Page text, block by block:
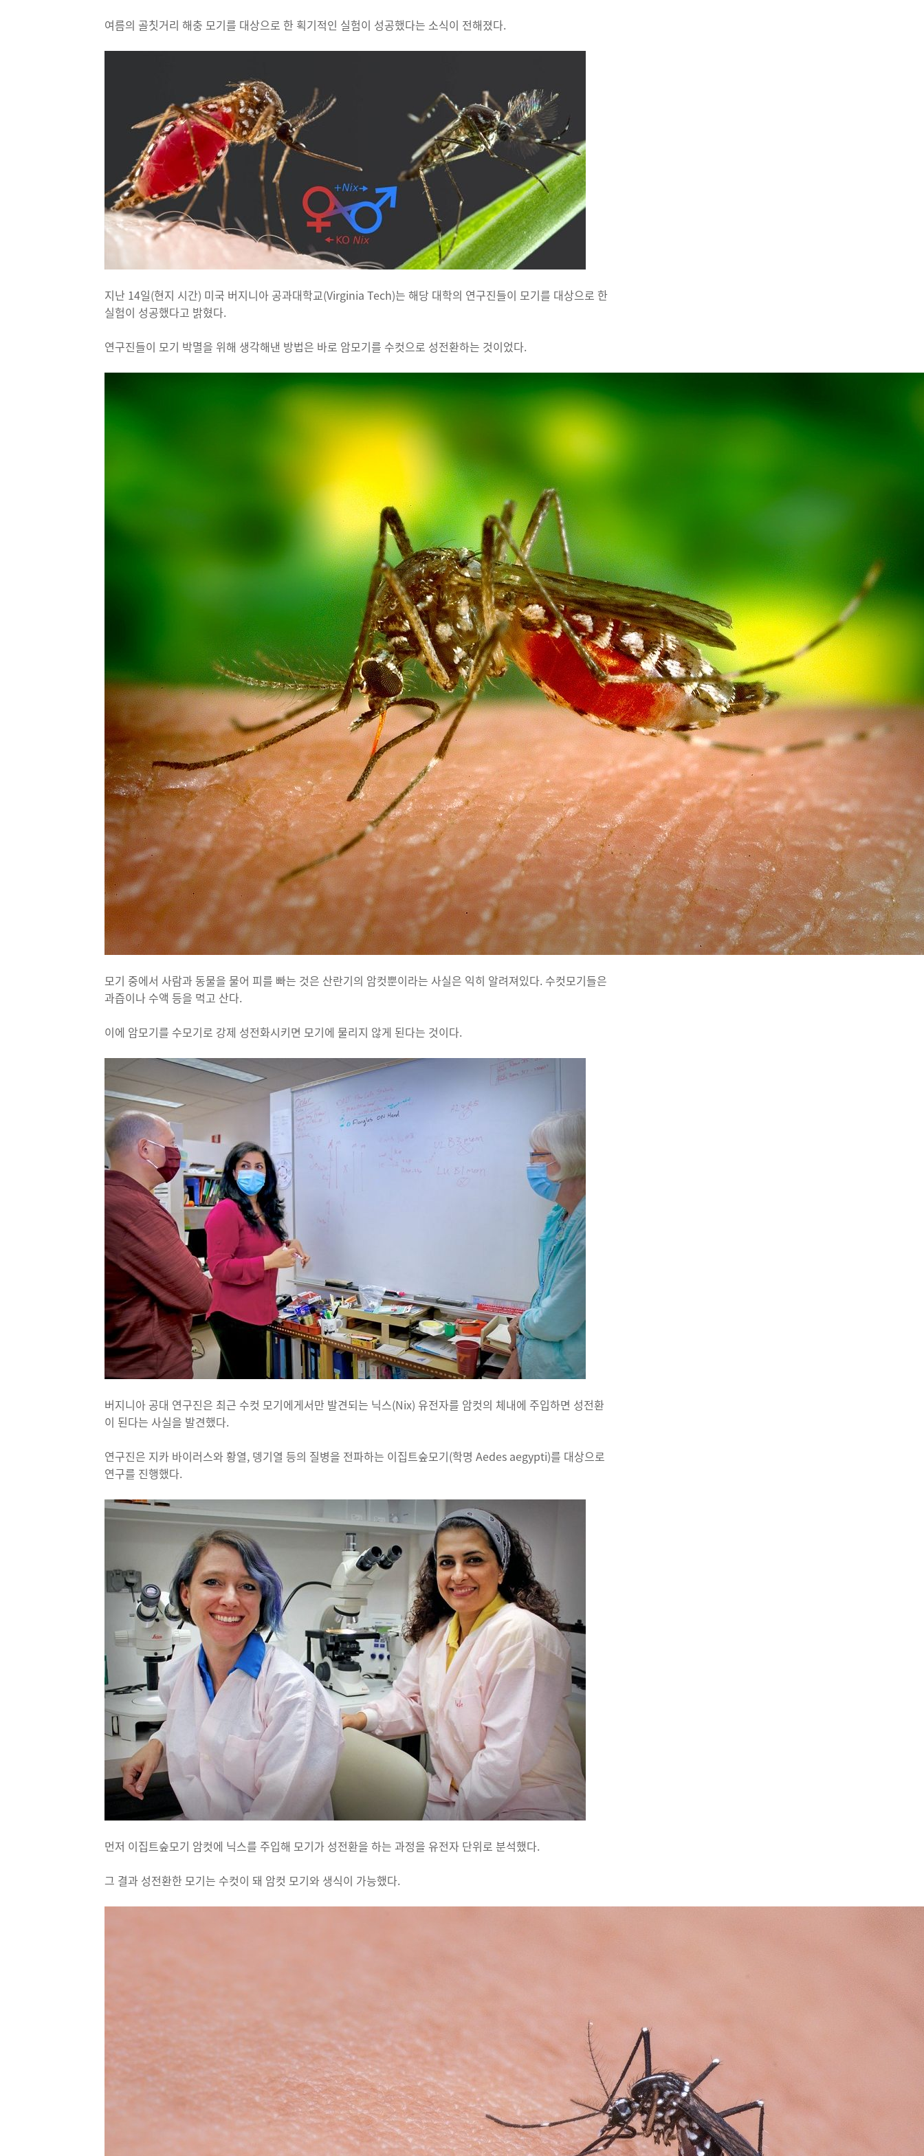
여름의 골칫거리 해충 모기를 대상으로 한 획기적인 실험이 성공했다는 소식이 전해졌다.
지난 14일(현지 시간) 미국 버지니아 공과대학교(Virginia Tech)는 해당 대학의 연구진들이 모기를 대상으로 한
실험이 성공했다고 밝혔다.
연구진들이 모기 박멸을 위해 생각해낸 방법은 바로 암모기를 수컷으로 성전환하는 것이었다.
모기 중에서 사람과 동물을 물어 피를 빠는 것은 산란기의 암컷뿐이라는 사실은 익히 알려져있다. 수컷모기들은
과즙이나 수액 등을 먹고 산다.
이에 암모기를 수모기로 강제 성전화시키면 모기에 물리지 않게 된다는 것이다.
버지니아 공대 연구진은 최근 수컷 모기에게서만 발견되는 닉스(Nix) 유전자를 암컷의 체내에 주입하면 성전환
이 된다는 사실을 발견했다.
연구진은 지카 바이러스와 황열, 뎅기열 등의 질병을 전파하는 이집트숲모기(학명 Aedes aegypti)를 대상으로
연구를 진행했다.
먼저 이집트숲모기 암컷에 닉스를 주입해 모기가 성전환을 하는 과정을 유전자 단위로 분석했다.
그 결과 성전환한 모기는 수컷이 돼 암컷 모기와 생식이 가능했다.